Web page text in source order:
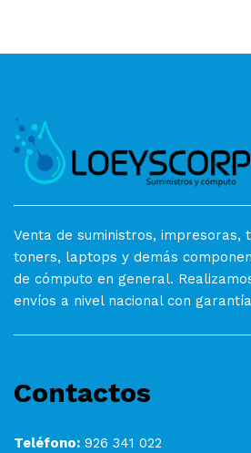
Venta de suministros, impresoras,
toners, laptops y demás
de cómputo en general.
envíos a nivel nacional con garantía
Contactos
Teléfono: 926 341 022